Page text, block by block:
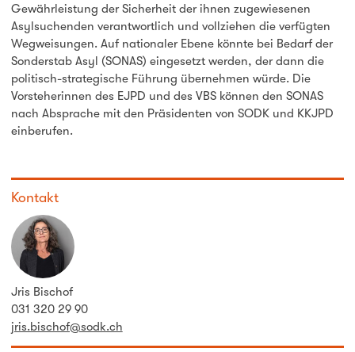
Gewährleistung der Sicherheit der ihnen zugewiesenen
Asylsuchenden verantwortlich und vollziehen die verfügten
Wegweisungen. Auf nationaler Ebene könnte bei Bedarf der
Sonderstab Asyl (SONAS) eingesetzt werden, der dann die
politisch-strategische Führung übernehmen würde. Die
Vorsteherinnen des EJPD und des VBS können den SONAS
nach Absprache mit den Präsidenten von SODK und KKJPD
einberufen.
Kontakt
Jris Bischof
031 320 29 90
jris.bischof@sodk.ch